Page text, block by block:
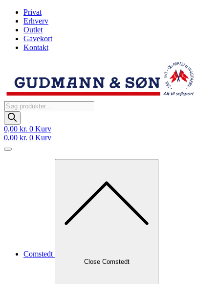
Videre
indhold
Privat
Erhverv
Outlet
Gavekort
Kontakt
Products
search
0,00 kr. 0 Kurv
0,00 kr. 0 Kurv
Comstedt
Close Comstedt